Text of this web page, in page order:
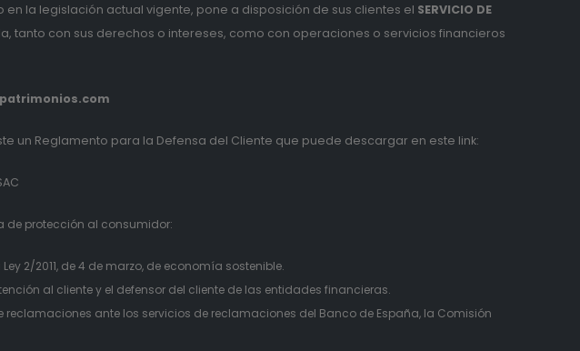
la legislación actual vigente, pone a disposición de sus clientes el SERVICIO DE
con sus derechos o intereses, como con operaciones o servicios financieros
un Reglamento para la Defensa del Cliente que puede descargar en este link:
de protección al consumidor:
2/2011, de 4 de marzo, de economía sostenible.
al cliente y el defensor del cliente de las entidades financieras.
ante los servicios de reclamaciones del Banco de España, la Comisión